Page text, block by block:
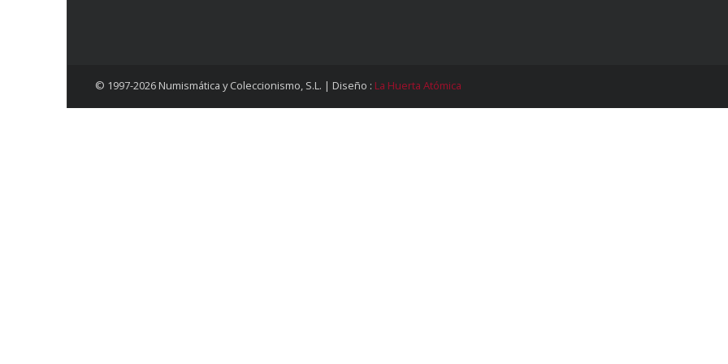
© 1997-2026 Numismática y Coleccionismo, S.L. | Diseño : La Huerta Atómica